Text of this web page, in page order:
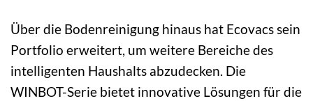
Über die Bodenreinigung hinaus hat Ecovacs sein
Portfolio erweitert, um weitere Bereiche des
intelligenten Haushalts abzudecken. Die
WINBOT-Serie bietet innovative Lösungen für die